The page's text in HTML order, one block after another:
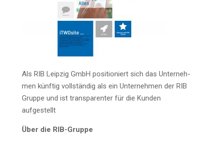
Als RIB Leip­zig GmbH posi­tio­niert sich das Unter­neh­
men künf­tig voll­stän­dig als ein Unter­neh­men der RIB
Grup­pe und ist trans­pa­ren­ter für die Kun­den
aufgestellt
Über die RIB-Gruppe